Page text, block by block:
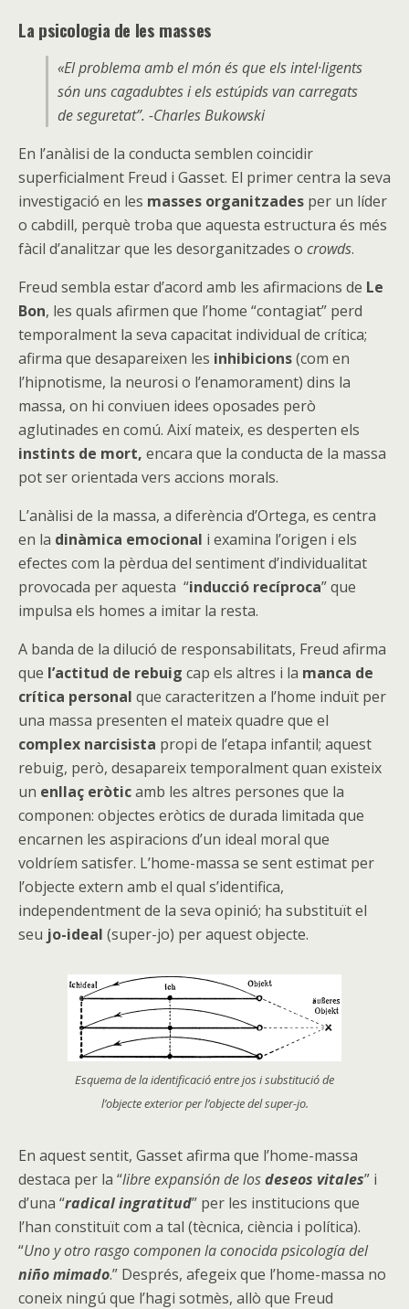
La psicologia de les masses
«El problema amb el món és que els intel·ligents
són uns cagadubtes i els estúpids van carregats
de seguretat”. -Charles Bukowski
En l’anàlisi de la conducta semblen coincidir
superficialment Freud i Gasset. El primer centra la seva
investigació en les masses organitzades per un líder
o cabdill, perquè troba que aquesta estructura és més
fàcil d’analitzar que les desorganitzades o crowds.
Freud sembla estar d’acord amb les afirmacions de Le
Bon, les quals afirmen que l’home “contagiat” perd
temporalment la seva capacitat individual de crítica;
afirma que desapareixen les inhibicions(com en
l’hipnotisme, la neurosi o l’enamorament) dins la
massa, on hi conviuen idees oposades però
aglutinades en comú. Així mateix, es desperten els
instints de mort, encara que la conducta de la massa
pot ser orientada vers accions morals.
L’anàlisi de la massa, a diferència d’Ortega, es centra
en la dinàmica emocional i examina l’origen i els
efectes com la pèrdua del sentiment d’individualitat
provocada per aquesta “inducció recíproca” que
impulsa els homes a imitar la resta.
A banda de la dilució de responsabilitats, Freud afirma
que l’actitud de rebuig cap els altres i la manca de
crítica personal que caracteritzen a l’home induït per
una massa presenten el mateix quadre que el
complex narcisista propi de l’etapa infantil; aquest
rebuig, però, desapareix temporalment quan existeix
un enllaç eròticamb les altres persones que la
componen: objectes eròtics de durada limitada que
encarnen les aspiracions d’un ideal moral que
voldríem satisfer. L’home-massa se sent estimat per
l’objecte extern amb el qual s’identifica,
independentment de la seva opinió; ha substituït el
seu jo-ideal (super-jo) per aquest objecte.
Esquema de la identificació entre jos i substitució de
l’objecte exterior per l’objecte del super-jo.
En aquest sentit, Gasset afirma que l’home-massa
destaca per la “libre expansión de losdeseos vitales” i
d’una “radical ingratitud” per les institucions que
l’han constituït com a tal (tècnica, ciència i política).
“Uno y otro rasgo componen la conocida psicología del
niño mimado.” Després, afegeix que l’home-massa no
coneix ningú que l’hagi sotmès, allò que Freud